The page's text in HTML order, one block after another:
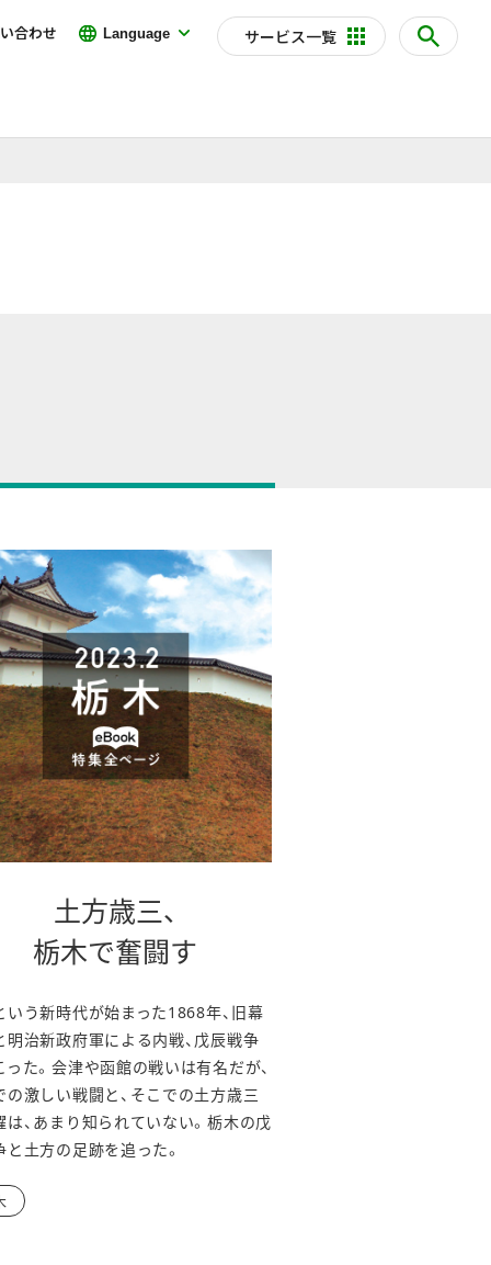
サービス一覧
Language
合わせ
土方歳三、
栃木で奮闘す
いう新時代が始まった1868年、旧幕
明治新政府軍による内戦、戊辰戦争
った。会津や函館の戦いは有名だが、
の激しい戦闘と、そこでの土方歳三
は、あまり知られていない。栃木の戊
と土方の足跡を追った。